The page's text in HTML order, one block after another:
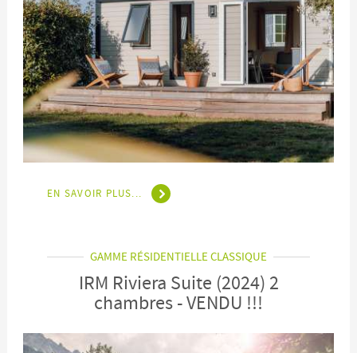
EN SAVOIR PLUS...
GAMME RÉSIDENTIELLE CLASSIQUE
IRM Riviera Suite (2024) 2
chambres - VENDU !!!